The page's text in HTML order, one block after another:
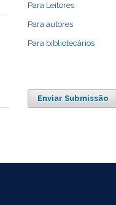
Para Leitores
Para autores
Para bibliotecários
Enviar Submissão